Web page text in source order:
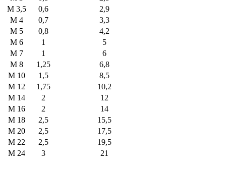
M 3,5
0,6
2,9
M 4
0,7
3,3
M 5
0,8
4,2
M 6
1
5
M 7
1
6
M 8
1,25
6,8
M 10
1,5
8,5
M 12
1,75
10,2
M 14
2
12
M 16
2
14
M 18
2,5
15,5
M 20
2,5
17,5
M 22
2,5
19,5
M 24
3 21